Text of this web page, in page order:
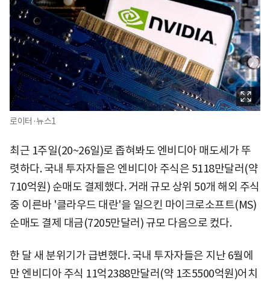
로이터·뉴스1
최근 1주일(20~26일)로 좁혀봐도 엔비디아 매도세가 뚜
렷하다. 국내 투자자들은 엔비디아 주식은 5118만달러(약
710억원) 순매도 결제했다. 거래 규모 상위 50개 해외 주식
중 이른바 '클라우드 대란'을 일으킨 마이크로소프트(MS)
순매도 결제 대금(7205만달러) 규모 다음으로 컸다.
한 달 새 분위기가 급변했다. 국내 투자자들은 지난 6월에
만 엔비디아 주식 11억2388만달러(약 1조5500억원)어치